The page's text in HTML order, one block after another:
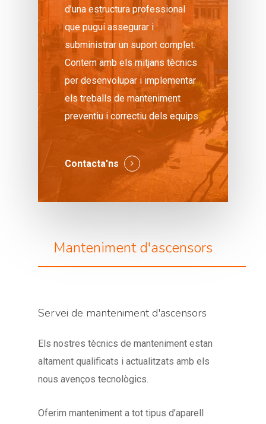
d’una estructura professional
que pugui assegurar i
subministrar un suport complet.
Contem amb els mitjans tècnics
per desenvolupar i implementar
els treballs de manteniment
preventiu i correctiu dels equips.
Contacta'ns
Manteniment d'ascensors
Servei de manteniment d'ascensors
Els nostres tècnics de manteniment estan
altament qualificats i actualitzats amb els
nous avenços tecnològics.
Oferim manteniment a tot tipus d’aparell